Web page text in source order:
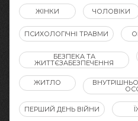
ЖІНКИ ЧОЛОВІКИ
ПСИХОЛОГІЧНІ ТРАВМИ
БЕЗПЕКА ТА
ЖИТТЄЗАБЕЗПЕЧЕННЯ
ЖИТЛО
ПЕРШИЙ ДЕНЬ ВІЙНИ